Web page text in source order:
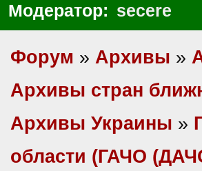
Модератор: secere
Форум » Архивы »
Архивы стран
Архивы Украины »
области (ГАЧО